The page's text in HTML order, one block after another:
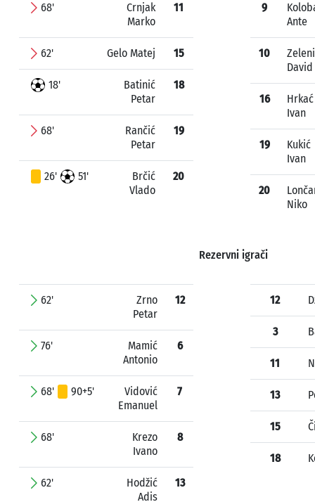
68'
Crnjak
Marko
11
62' Gelo Matej 15
18'
Batinić
Petar
18
68'
Rančić
Petar
19
26' 51'
Brčić
Vlado
20
9
Ante
10
David
16
Hrkać
Ivan
19
Kukić
Ivan
20
Niko
Rezervni igrači
62'
Zrno
Petar
12
76'
Mamić
Antonio
6
68' 90+5'
Vidović
Emanuel
7
68'
Krezo
Ivano
8
62'
Hodžić
Adis
13
12
3
11
13
15
18